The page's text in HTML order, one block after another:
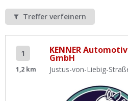
Treffer verfeinern
1
1,2 km
KENNER
GmbH
Justus-von-Liebig-